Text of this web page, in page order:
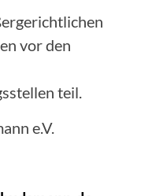
vor den
teil.
e.V.